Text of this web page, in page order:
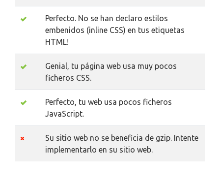
Perfecto. No se han declaro estilos
embenidos (inline CSS) en tus etiquetas
HTML!
Genial, tu página web usa muy pocos
ficheros CSS.
Perfecto, tu web usa pocos ficheros
JavaScript.
Su sitio web no se beneficia de gzip. Intente
implementarlo en su sitio web.